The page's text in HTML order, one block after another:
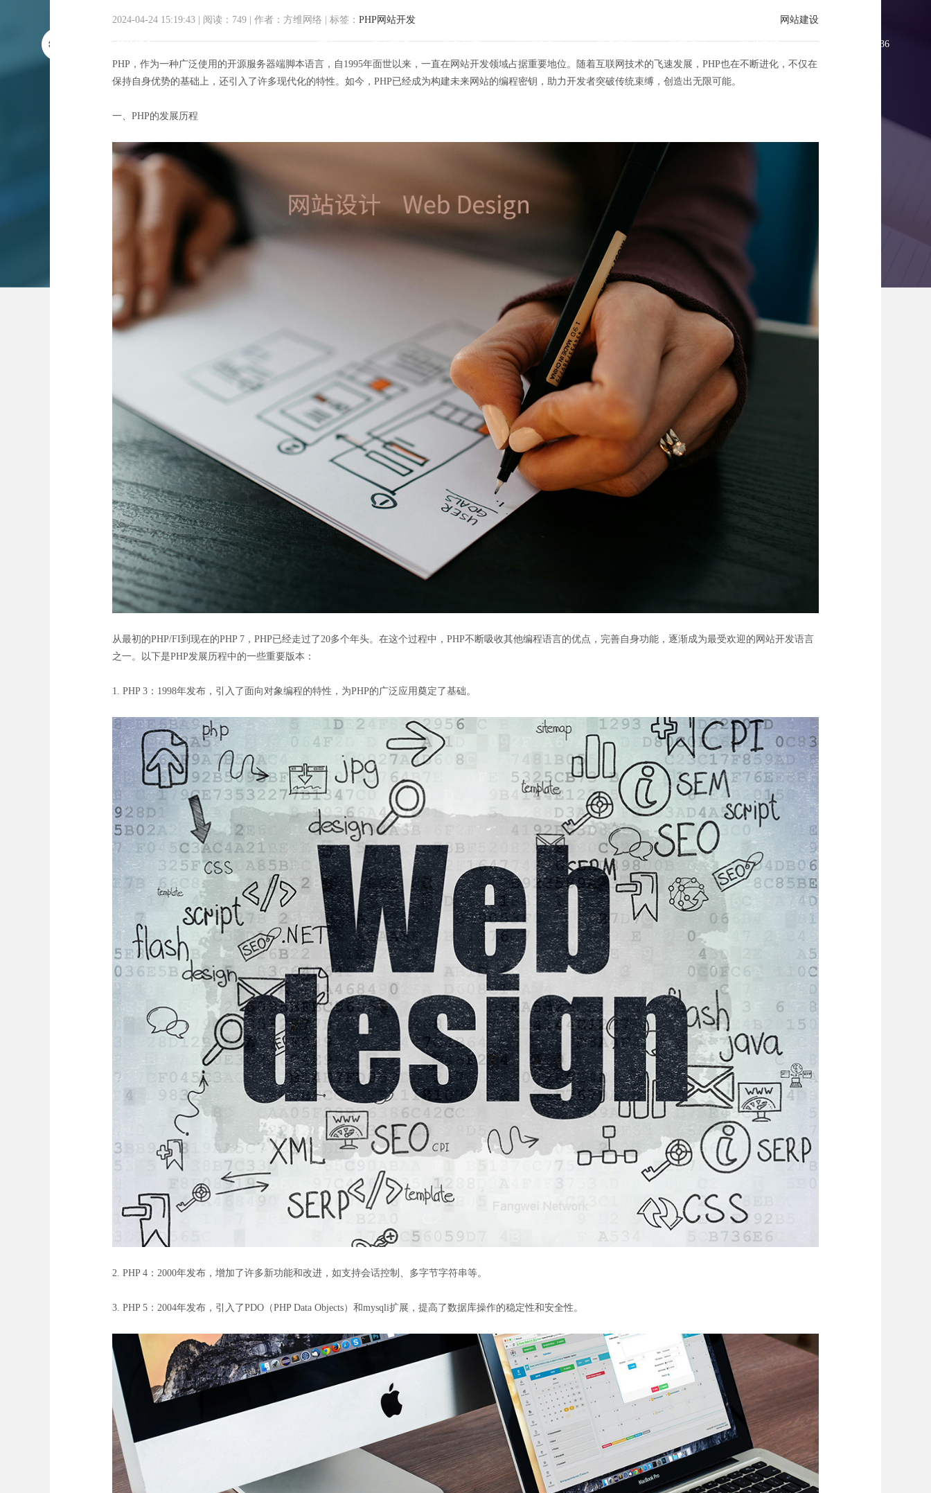
首页 关于方维 服务范围 我们的作品 解决方案 新闻资讯 联系方维 0755-83896336
PHP新篇章：突破传统，构建未来网站的编程密钥
网站建设
2024-04-24 15:19:43 阅读：749 作者：方维网络 标签： PHP网站开发
PHP，作为一种广泛使用的开源服务器端脚本语言，自1995年面世以来，一直在网站开发领域占据重要地位。随着互联网技术的飞速发展，PHP也在不断进化，不仅在
保持自身优势的基础上，还引入了许多现代化的特性。如今，PHP已经成为构建未来网站的编程密钥，助力开发者突破传统束缚，创造出无限可能。
一、PHP的发展历程
从最初的PHP/FI到现在的PHP 7，PHP已经走过了20多个年头。在这个过程中，PHP不断吸收其他编程语言的优点，完善自身功能，逐渐成为最受欢迎的网站开发语言
之一。以下是PHP发展历程中的一些重要版本：
1. PHP 3：1998年发布，引入了面向对象编程的特性，为PHP的广泛应用奠定了基础。
2. PHP 4：2000年发布，增加了许多新功能和改进，如支持会话控制、多字节字符串等。
3. PHP 5：2004年发布，引入了PDO（PHP Data Objects）和mysqli扩展，提高了数据库操作的稳定性和安全性。